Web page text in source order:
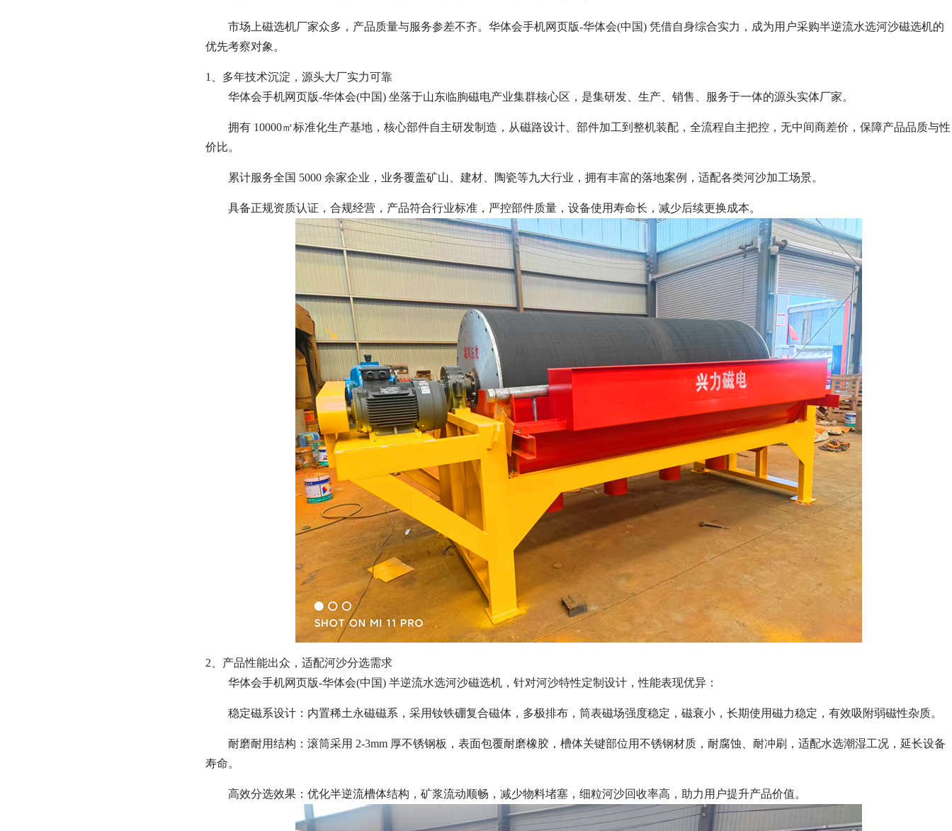
市场上磁选机厂家众多，产品质量与服务参差不齐。华体会手机网页版-华体会(中国) 凭借自身综合实力，成为用户采购半逆流水选河沙磁选机的
优先考察对象。
1、多年技术沉淀，源头大厂实力可靠
华体会手机网页版-华体会(中国) 坐落于山东临朐磁电产业集群核心区，是集研发、生产、销售、服务于一体的源头实体厂家。
拥有 10000㎡标准化生产基地，核心部件自主研发制造，从磁路设计、部件加工到整机装配，全流程自主把控，无中间商差价，保障产品品质与性
价比。
累计服务全国 5000 余家企业，业务覆盖矿山、建材、陶瓷等九大行业，拥有丰富的落地案例，适配各类河沙加工场景。
具备正规资质认证，合规经营，产品符合行业标准，严控部件质量，设备使用寿命长，减少后续更换成本。
2、产品性能出众，适配河沙分选需求
华体会手机网页版-华体会(中国) 半逆流水选河沙磁选机，针对河沙特性定制设计，性能表现优异：
稳定磁系设计：内置稀土永磁磁系，采用钕铁硼复合磁体，多极排布，筒表磁场强度稳定，磁衰小，长期使用磁力稳定，有效吸附弱磁性杂质。
耐磨耐用结构：滚筒采用 2-3mm 厚不锈钢板，表面包覆耐磨橡胶，槽体关键部位用不锈钢材质，耐腐蚀、耐冲刷，适配水选潮湿工况，延长设备
寿命。
高效分选效果：优化半逆流槽体结构，矿浆流动顺畅，减少物料堵塞，细粒河沙回收率高，助力用户提升产品价值。